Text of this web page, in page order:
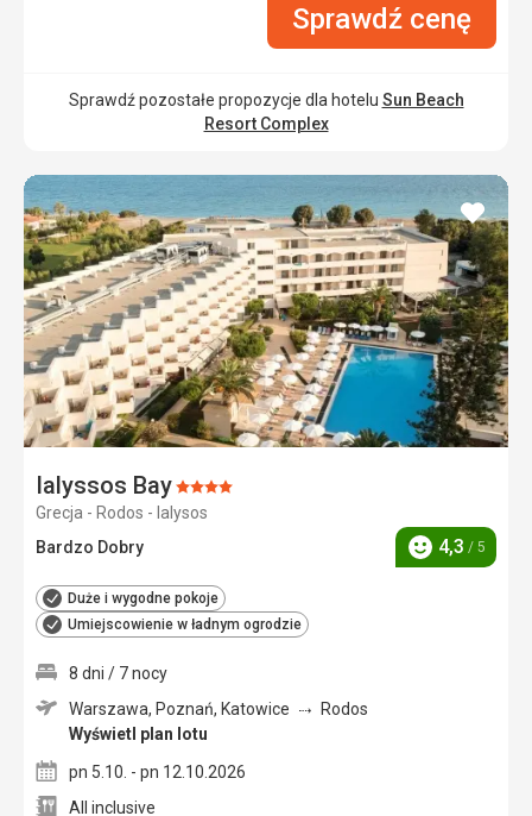
Sprawdź cenę
Sprawdź pozostałe propozycje dla hotelu Sun Beach
Resort Complex
Ialyssos BayOcena:
4/5
Grecja - Rodos - Ialysos
Bardzo Dobry
Ocena
4,3 / 5
Duże i wygodne pokoje
Umiejscowienie w ładnym ogrodzie
dodaj
do
8 dni / 7 nocy
Warszawa, Poznań, Katowice
Rodos
Wyświetl plan lotu
pn 5.10. - pn 12.10.2026
All inclusive